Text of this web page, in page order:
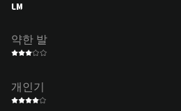
LM
약한 발
개인기